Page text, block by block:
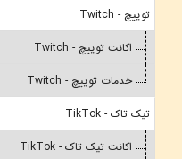
توییچ - Twitch
اکانت توییچ - Twitch
خدمات توییچ - Twitch
تیک تاک - TikTok
اکانت تیک تاک - TikTok